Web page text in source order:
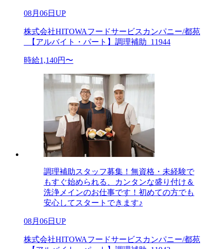
08月06日UP
株式会社HITOWAフードサービスカンパニー/都苑
_【アルバイト・パート】調理補助_11944
時給1,140円〜
調理補助スタッフ募集！無資格・未経験で
もすぐ始められる、カンタンな盛り付け＆
洗浄メインのお仕事です！初めての方でも
安心してスタートできます♪
08月06日UP
株式会社HITOWAフードサービスカンパニー/都苑